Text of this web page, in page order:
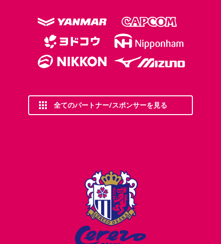
全てのパートナー/スポンサーを見る